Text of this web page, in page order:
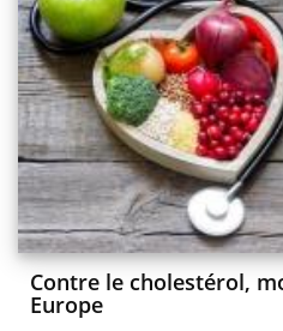
Contre le cholestérol,
Europe